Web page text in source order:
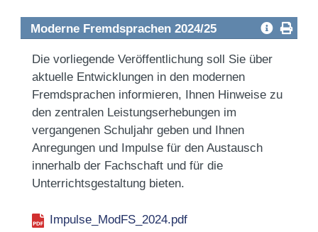
Moderne Fremdsprachen 2024/25
Die vorliegende Veröffentlichung soll Sie über
aktuelle Entwicklungen in den modernen
Fremdsprachen informieren, Ihnen Hinweise zu
den zentralen Leistungserhebungen im
vergangenen Schuljahr geben und Ihnen
Anregungen und Impulse für den Austausch
innerhalb der Fachschaft und für die
Unterrichtsgestaltung bieten.
Impulse_ModFS_2024.pdf